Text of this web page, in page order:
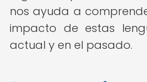
nos ayuda a
impacto de estas
actual y en el pasado.